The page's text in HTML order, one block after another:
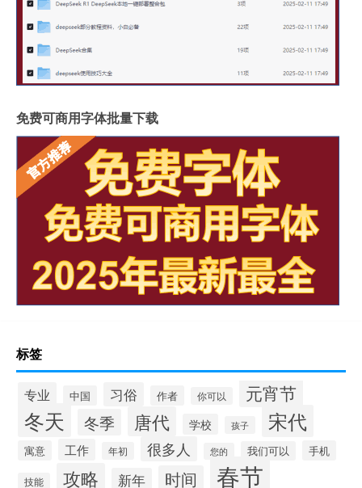
免费可商用字体批量下载
标签
专业 中国 习俗 作者 你可以 元宵节
冬天 冬季 唐代 学校 孩子 宋代
寓意 工作 年初 很多人 您的 我们可以 手机
技能 攻略 新年 时间 春节